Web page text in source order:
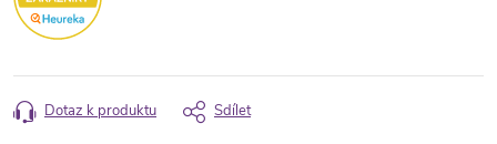
Dotaz k produktu Sdílet